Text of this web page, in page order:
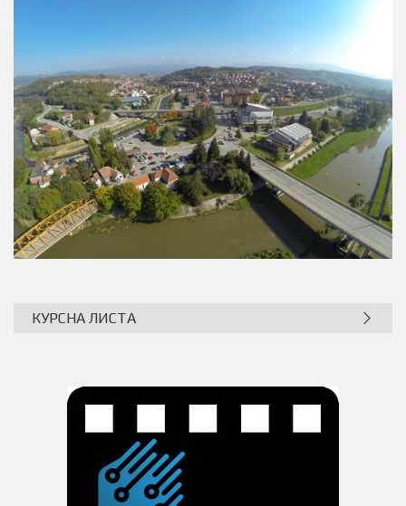
КУРСНА ЛИСТА